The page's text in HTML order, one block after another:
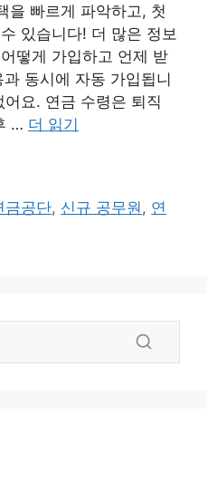
을 빠르게 파악하고, 첫
있습니다! 더 많은 정보
떻게 가입하고 언제 받
동시에 자동 가입됩니
요. 연금 수령은 퇴직
… 더 읽기
금공단, 신규 공무원 , 연